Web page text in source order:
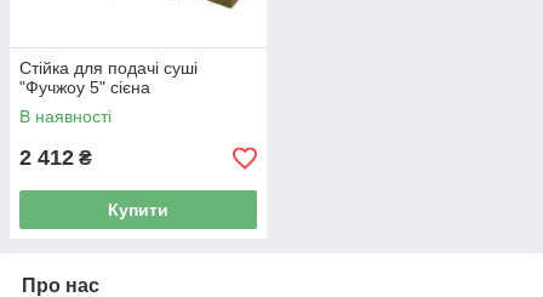
Стійка для подачі суші
"Фучжоу 5" сієна
В наявності
2 412 ₴
Купити
Про нас